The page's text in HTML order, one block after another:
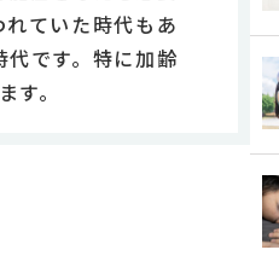
ていた時代もあ
です。特に加齢
。